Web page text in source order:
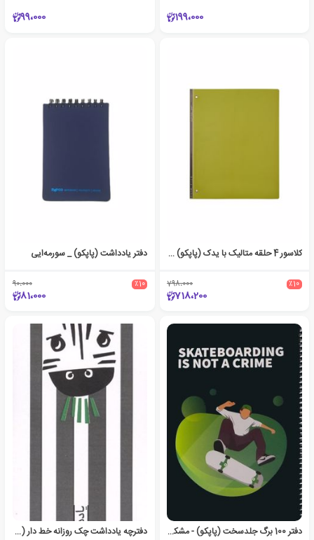
199،000 99،000
کلاسور 4 حلقه متالیک با یدک (پاپکو) - سبز
٪10 798،000
718،200
دفتر یادداشت (پاپکو) _ سورمه‌ایی
٪10 90،000
81،000
دفتر 100 برگ جلد‌سخت (پاپکو) - مشکی اسکیت دفترچه یادداشت چک روزانه خط دار (کد 1743)